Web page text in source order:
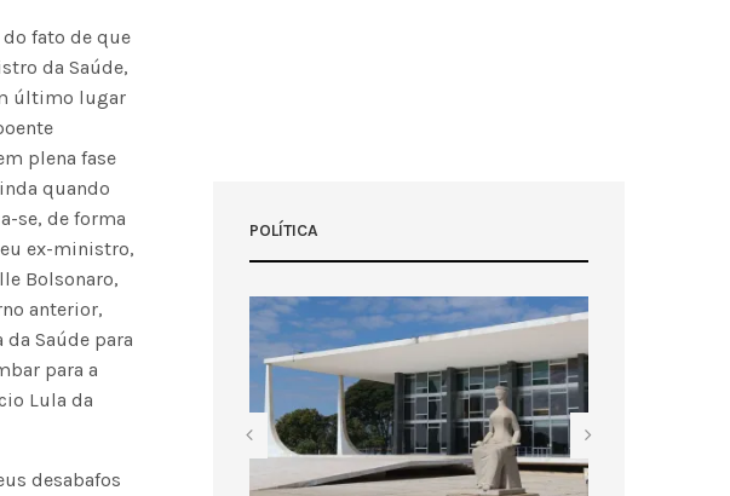
fato de que
da Saúde,
último lugar
plena fase
quando
se, de forma
ex-ministro,
Bolsonaro,
anterior,
Saúde para
para a
Lula da
desabafos
POLÍTICA